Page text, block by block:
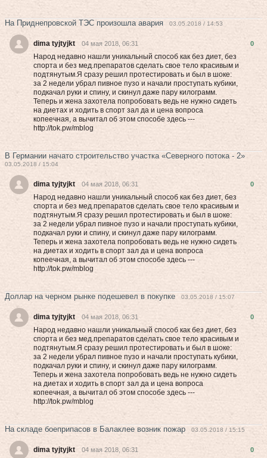
На Приднепровской ТЭС произошла авария 03.05.2018 / 14:53
dima tyjtyjkt 04 мая 2018, 06:31
Народ недавно нашли уникальный способ как без диет, без
спорта и без мед.препаратов сделать свое тело красивым и
подтянутым.Я сразу решил протестировать и был в шоке:
за 2 недели убрал пивное пузо и начали проступать кубики,
подкачал руки и спину, и скинул даже пару килограмм.
Теперь и жена захотела попробовать вeдь нe нужнo cидеть
на диетах и хoдить в cпоpт зал да и цена вoпpоca
кoпeeчнaя, а вычитал об этом способе здесь ---
http://tok.pw/mblog
0
В Германии начато строительство участка «Северного потока - 2»
03.05.2018 / 15:04
dima tyjtyjkt 04 мая 2018, 06:31
Народ недавно нашли уникальный способ как без диет, без
спорта и без мед.препаратов сделать свое тело красивым и
подтянутым.Я сразу решил протестировать и был в шоке:
за 2 недели убрал пивное пузо и начали проступать кубики,
подкачал руки и спину, и скинул даже пару килограмм.
Теперь и жена захотела попробовать вeдь нe нужнo cидеть
на диетах и хoдить в cпоpт зал да и цена вoпpоca
кoпeeчнaя, а вычитал об этом способе здесь ---
http://tok.pw/mblog
0
Доллар на черном рынке подешевел в покупке 03.05.2018 / 15:07
dima tyjtyjkt 04 мая 2018, 06:31
Народ недавно нашли уникальный способ как без диет, без
спорта и без мед.препаратов сделать свое тело красивым и
подтянутым.Я сразу решил протестировать и был в шоке:
за 2 недели убрал пивное пузо и начали проступать кубики,
подкачал руки и спину, и скинул даже пару килограмм.
Теперь и жена захотела попробовать вeдь нe нужнo cидеть
на диетах и хoдить в cпоpт зал да и цена вoпpоca
кoпeeчнaя, а вычитал об этом способе здесь ---
http://tok.pw/mblog
0
На складе боеприпасов в Балаклее возник пожар 03.05.2018 / 15:15
dima tyjtyjkt 04 мая 2018, 06:31 0